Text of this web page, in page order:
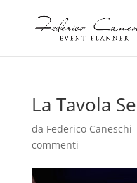
La Tavola
da Federico Caneschi
commenti